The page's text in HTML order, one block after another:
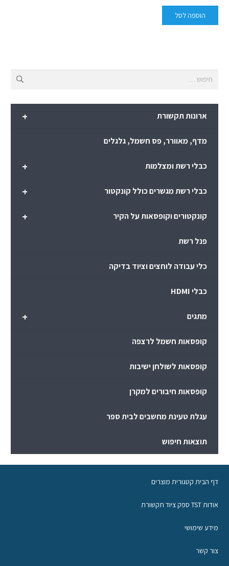
הוספה לסל
+ ארונות תקשורת
מדף, מאוורר, פס חשמל, גלגלים
+ כבלי רשת ומצלמות
+ כבלי רשת מגשרים כולל קונקטור
+ קונקטורים וקופסאות על הקיר
פנל רשת
כלי עבודה לוחצים וציוד בדיקה
כבלי HDMI
+ מתגים
קופסאות חשמל לרצפה
קופסאות לשולחן ישיבות
קופסאות חיבורים למקרן
עגלת טעינת מחשבים לבית ספר
תוצאות חיפוש
דף הבית קטגורית מוצרים
אודות TST ספק ציוד תקשורת
מידע שימושי
צור קשר